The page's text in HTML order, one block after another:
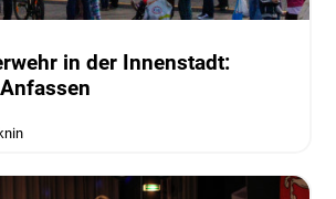
in der Innenstadt: